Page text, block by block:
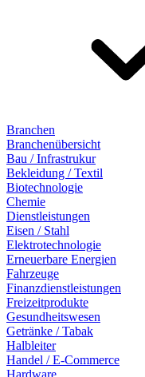
Branchen
Branchenübersicht
Bau / Infrastrukur
Bekleidung / Textil
Biotechnologie
Chemie
Dienstleistungen
Eisen / Stahl
Elektrotechnologie
Erneuerbare Energien
Fahrzeuge
Finanzdienstleistungen
Freizeitprodukte
Gesundheitswesen
Getränke / Tabak
Halbleiter
Handel / E-Commerce
Hardware